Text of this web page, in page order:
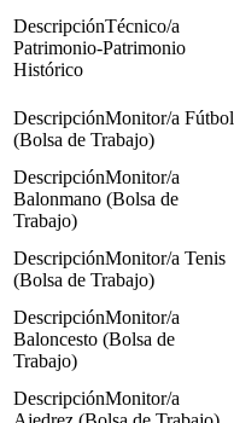
Técnico/a
Patrimonio-Patrimonio
Histórico
Monitor/a Fútbol
(Bolsa de Trabajo)
Monitor/a
Balonmano (Bolsa de
Trabajo)
Monitor/a Tenis
(Bolsa de Trabajo)
Monitor/a
Baloncesto (Bolsa de
Trabajo)
Monitor/a